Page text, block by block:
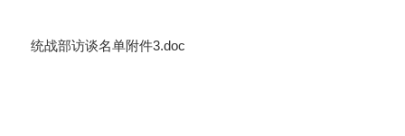
统战部访谈名单附件3.doc